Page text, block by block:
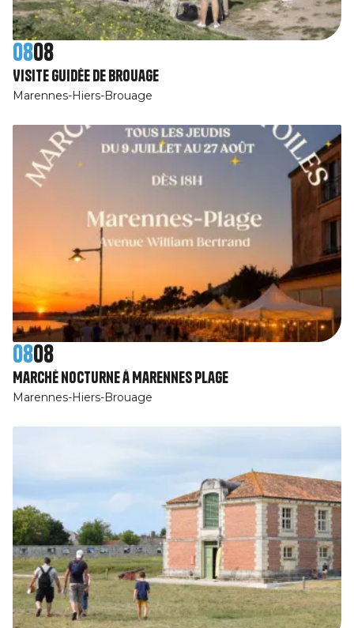
0808
Visite guidée de Brouage
Marennes-Hiers-Brouage
0808
Marché nocturne à Marennes Plage
Marennes-Hiers-Brouage